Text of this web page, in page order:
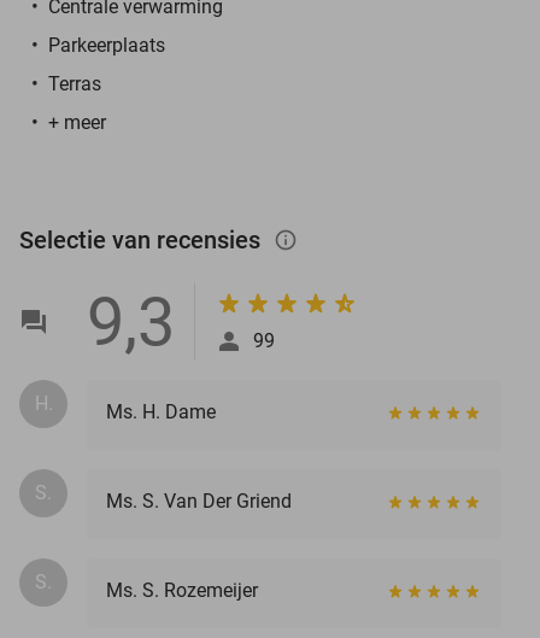
Centrale verwarming
Parkeerplaats
Terras
+ meer
Selectie van recensies info_outlined
9,3 99
H. Ms. H. Dame
S. Ms. S. Van Der Griend
S. Ms. S. Rozemeijer